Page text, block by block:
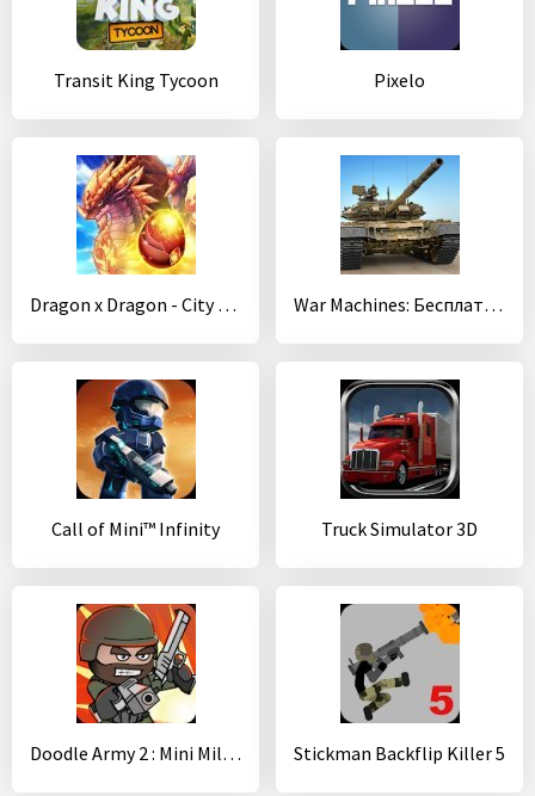
Transit King Tycoon Pixelo
Dragon x Dragon - City Sim Game War Machines: Бесплатные Стрелялки Игры про Танки
Call of Mini™ Infinity Truck Simulator 3D
Doodle Army 2 : Mini Militia Stickman Backflip Killer 5